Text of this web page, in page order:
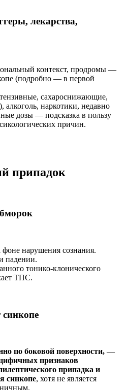
лекарства,
контекст, продромы —
(подробно — в первой
сахароснижающие,
алкоголь, наркотики, недавно
дозы — подсказка в пользу
причин.
припадок
нарушения сознания.
падении.
тонико-клонического
ТПС.
по боковой поверхности, —
признаков
припадка и
синкопе, хотя не является